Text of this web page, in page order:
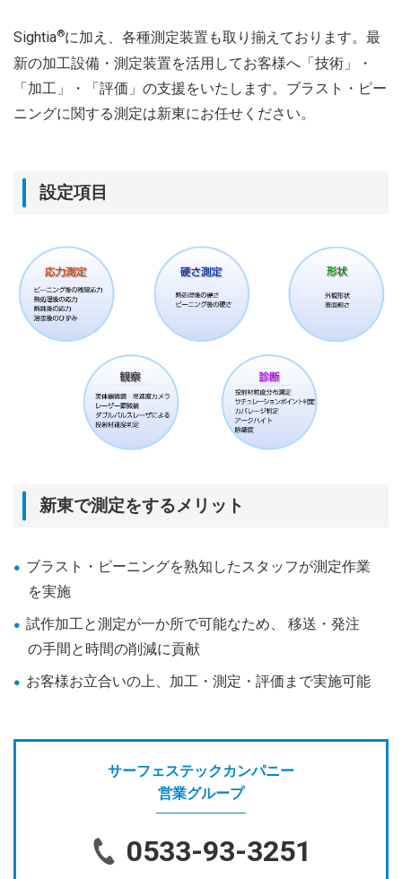
Sightia®に加え、各種測定装置も取り揃えております。最
新の加工設備・測定装置を活用してお客様へ「技術」・
「加工」・「評価」の支援をいたします。ブラスト・ピー
ニングに関する測定は新東にお任せください。
設定項目
新東で測定をするメリット
ブラスト・ピーニングを熟知したスタッフが測定作業
を実施
試作加工と測定が一か所で可能なため、 移送・発注
の手間と時間の削減に貢献
お客様お立合いの上、加工・測定・評価まで実施可能
サーフェステックカンパニー
営業グループ
0533-93-3251